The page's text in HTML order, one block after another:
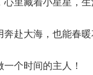
赴大海，也能春暖
个时间的主人！